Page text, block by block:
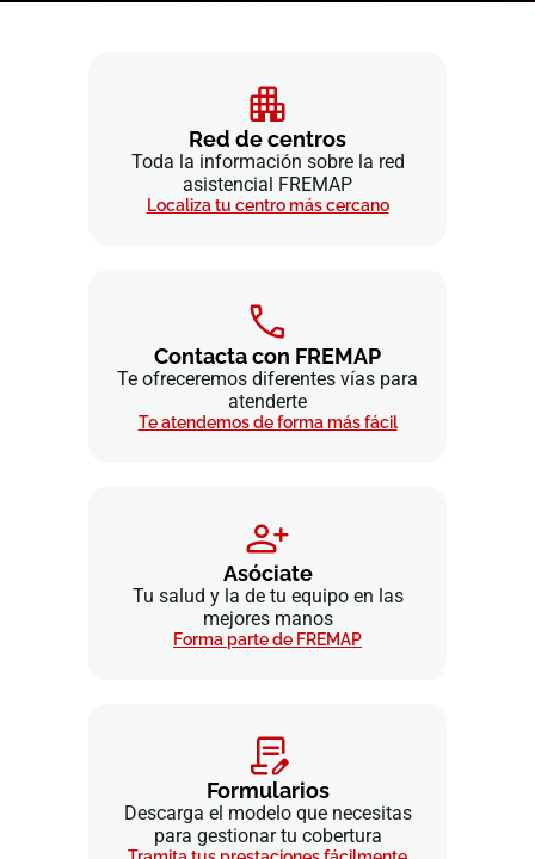
Red de centros
Toda la información sobre la red
asistencial FREMAP
Localiza tu centro más cercano
Contacta con FREMAP
Te ofreceremos diferentes vías para
atenderte
Te atendemos de forma más fácil
Asóciate
Tu salud y la de tu equipo en las
mejores manos
Forma parte de FREMAP
Formularios
Descarga el modelo que necesitas
para gestionar tu cobertura